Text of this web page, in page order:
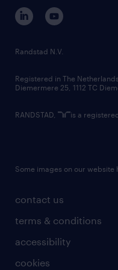
corporate governance
randstad innovation
country websites
contact us
terms & conditions
accessibility
cookies
Randstad N.V.
Registered in The
Diemermere 25, 1112 TC
RANDSTAD, is a
Some images on our website